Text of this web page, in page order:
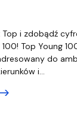
Top i zdobądź
Top Young
do
i…